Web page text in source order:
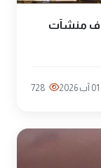
منشآت
728